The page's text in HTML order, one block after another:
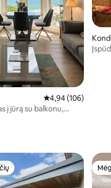
Vidutinis
4,94 (106)
į jūrą su balkonu,